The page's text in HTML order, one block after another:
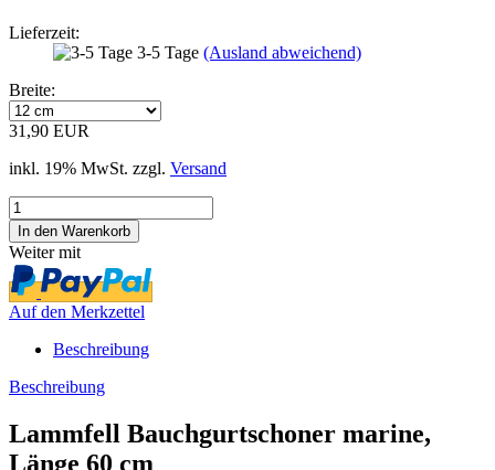
Lieferzeit:
3-5 Tage (Ausland abweichend)
Breite:
31,90 EUR
inkl. 19% MwSt. zzgl. Versand
Weiter mit
Auf den Merkzettel
Beschreibung
Beschreibung
Lammfell Bauchgurtschoner marine,
Länge 60 cm